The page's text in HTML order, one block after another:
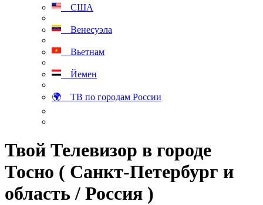
США
Венесуэла
Вьетнам
Йемен
🌍 ТВ по городам России
Твой Телевизор в городе
Тосно ( Санкт-Петербург и
область / Россия )